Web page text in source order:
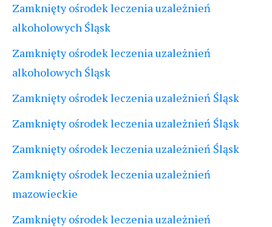
Zamknięty ośrodek leczenia uzależnień
alkoholowych Śląsk
Zamknięty ośrodek leczenia uzależnień
alkoholowych Śląsk
Zamknięty ośrodek leczenia uzależnień Śląsk
Zamknięty ośrodek leczenia uzależnień Śląsk
Zamknięty ośrodek leczenia uzależnień Śląsk
Zamknięty ośrodek leczenia uzależnień
mazowieckie
Zamknięty ośrodek leczenia uzależnień